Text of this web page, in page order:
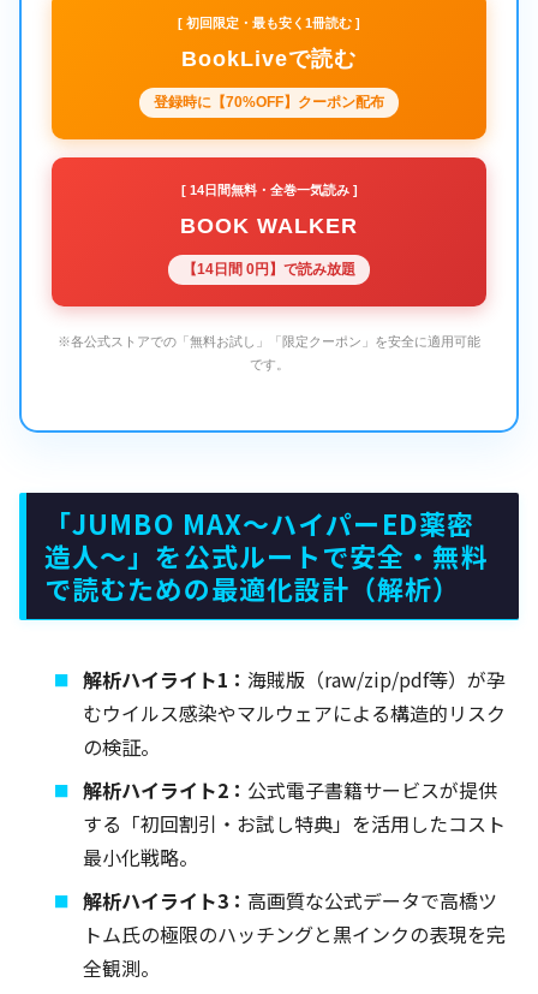
[ 初回限定・最も安く1冊読む ]
BookLiveで読む
登録時に【70%OFF】クーポン配布
[ 14日間無料・全巻一気読み ]
BOOK WALKER
【14日間 0円】で読み放題
※各公式ストアでの「無料お試し」「限定クーポン」を安全に適用可能
です。
「JUMBO MAX～ハイパーED薬密
造人～」を公式ルートで安全・無料
で読むための最適化設計（解析）
解析ハイライト1：海賊版（raw/zip/pdf等）が孕
むウイルス感染やマルウェアによる構造的リスク
の検証。
解析ハイライト2： 公式電子書籍サービスが提供
する「初回割引・お試し特典」を活用したコスト
最小化戦略。
解析ハイライト3：高画質な公式データで高橋ツ
トム氏の極限のハッチングと黒インクの表現を完
全観測。